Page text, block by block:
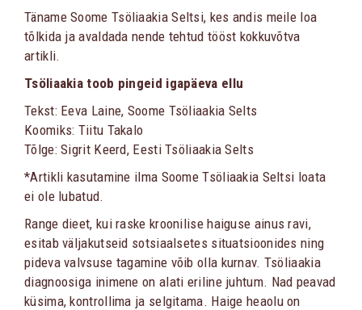
Täname Soome Tsöliaakia Seltsi, kes andis meile loa
tõlkida ja avaldada nende tehtud tööst kokkuvõtva
artikli.
Tsöliaakia toob pingeid igapäeva ellu
Tekst: Eeva Laine, Soome Tsöliaakia Selts
Koomiks: Tiitu Takalo
Tõlge: Sigrit Keerd, Eesti Tsöliaakia Selts
*Artikli kasutamine ilma Soome Tsöliaakia Seltsi loata
ei ole lubatud.
Range dieet, kui raske kroonilise haiguse ainus ravi,
esitab väljakutseid sotsiaalsetes situatsioonides ning
pideva valvsuse tagamine võib olla kurnav. Tsöliaakia
diagnoosiga inimene on alati eriline juhtum. Nad peavad
küsima, kontrollima ja selgitama. Haige heaolu on